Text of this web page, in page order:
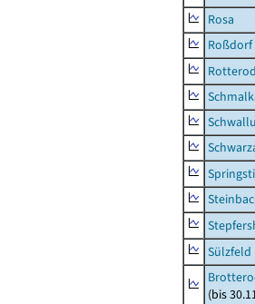
Rosa
Roßdorf
Sülzfeld
(bis